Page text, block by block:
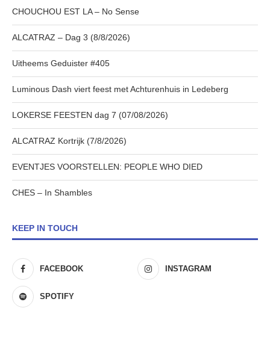
CHOUCHOU EST LA – No Sense
ALCATRAZ – Dag 3 (8/8/2026)
Uitheems Geduister #405
Luminous Dash viert feest met Achturenhuis in Ledeberg
LOKERSE FEESTEN dag 7 (07/08/2026)
ALCATRAZ Kortrijk (7/8/2026)
EVENTJES VOORSTELLEN: PEOPLE WHO DIED
CHES – In Shambles
KEEP IN TOUCH
FACEBOOK INSTAGRAM
SPOTIFY